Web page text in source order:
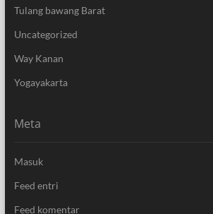
Tulang bawang Barat
Uncategorized
Way Kanan
Yogayakarta
Meta
Masuk
Feed entri
Feed komentar